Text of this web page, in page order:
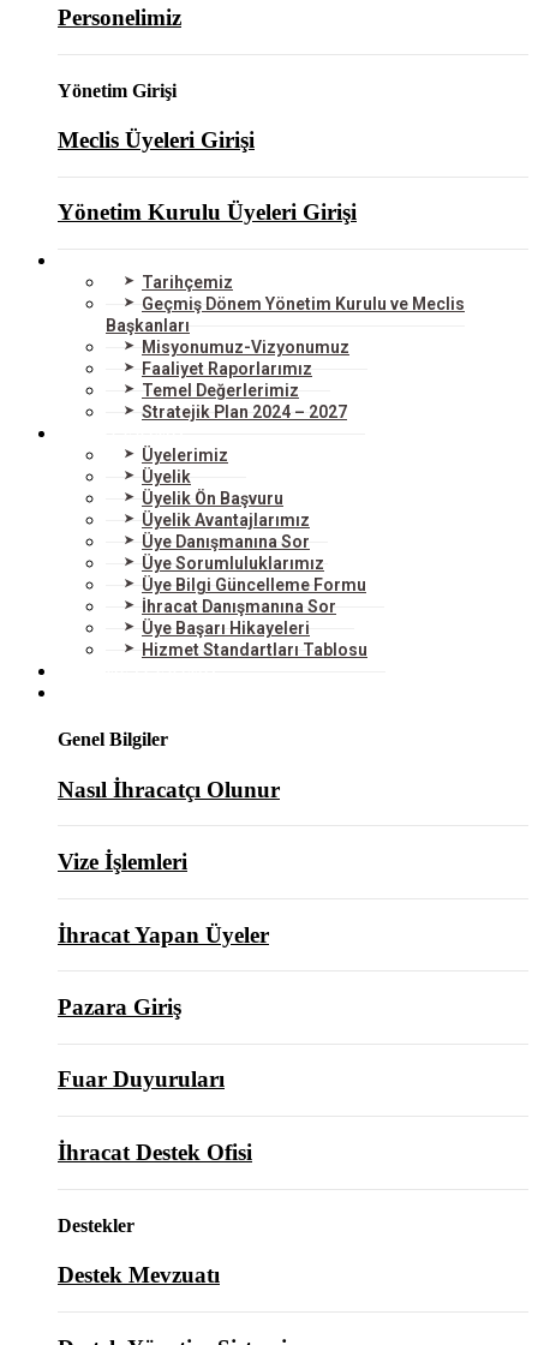
Personelimiz
Yönetim Girişi
Meclis Üyeleri Girişi
Yönetim Kurulu Üyeleri Girişi
Tarihçemiz
Geçmiş Dönem Yönetim Kurulu ve Meclis
Başkanları
Misyonumuz-Vizyonumuz
Faaliyet Raporlarımız
Temel Değerlerimiz
Stratejik Plan 2024 – 2027
Üyelerimiz
Üyelik
Üyelik Ön Başvuru
Üyelik Avantajlarımız
Üye Danışmanına Sor
Üye Sorumluluklarımız
Üye Bilgi Güncelleme Formu
İhracat Danışmanına Sor
Üye Başarı Hikayeleri
Hizmet Standartları Tablosu
Genel Bilgiler
Nasıl İhracatçı Olunur
Vize İşlemleri
İhracat Yapan Üyeler
Pazara Giriş
Fuar Duyuruları
İhracat Destek Ofisi
Destekler
Destek Mevzuatı